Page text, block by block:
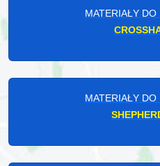
MATERIAŁY DO
MATERIAŁY DO